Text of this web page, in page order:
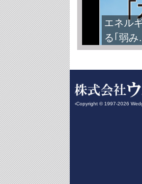
エネル
る｢弱
‹Copyright © 1997-2026